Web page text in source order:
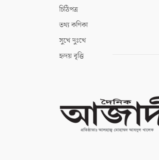
চিঠিপত্র
তথ্য কণিকা
সুখে দুঃখে
হৃদয় বৃত্তি